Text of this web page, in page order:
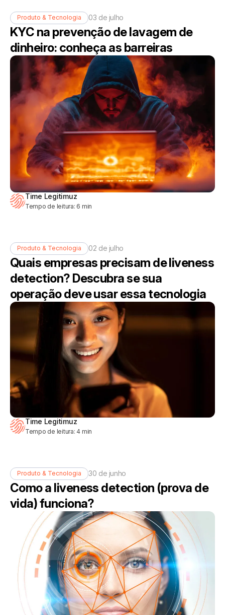
Produto & Tecnologia 03 de julho
KYC na prevenção de lavagem de
dinheiro: conheça as barreiras
Time Legitimuz
Tempo de leitura: 6 min
Produto & Tecnologia 02 de julho
Quais empresas precisam de liveness
detection? Descubra se sua
operação deve usar essa tecnologia
Time Legitimuz
Tempo de leitura: 4 min
Produto & Tecnologia 30 de junho
Como a liveness detection (prova de
vida) funciona?